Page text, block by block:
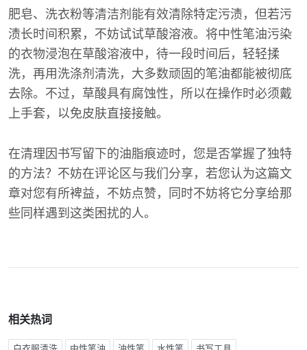
肥皂、洗衣粉等清洁剂能有效清除特定污渍，但若污
渍长时间积累，不妨试试草酸溶液。将中性笔油污染
的衣物浸泡在草酸溶液中，待一段时间后，轻轻揉
洗，再用洗涤剂清洗，大多数顽固的笔油都能被彻底
去除。不过，草酸具有腐蚀性，所以在操作时必须戴
上手套，以免皮肤直接接触。
在清理因书写留下的油脂痕迹时，您是否掌握了独特
的方法？不妨在评论区与我们分享，若您认为这篇文
章对您有所裨益，不妨点赞，同时不妨将它分享给那
些同样遇到这类困扰的人。
相关热词